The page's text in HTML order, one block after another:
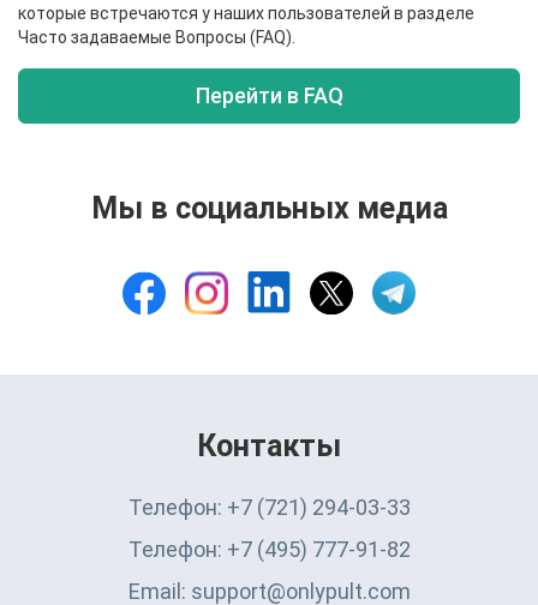
которые встречаются у наших пользователей в разделе
Часто задаваемые Вопросы (FAQ).
Перейти в FAQ
Мы в социальных медиа
Контакты
Телефон: +7 (721) 294-03-33
Телефон: +7 (495) 777-91-82
Email: support@onlypult.com